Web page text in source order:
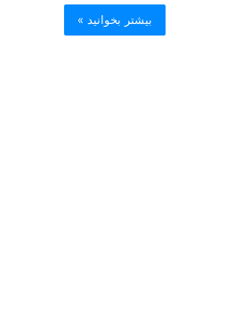
بیشتر بخوانید »